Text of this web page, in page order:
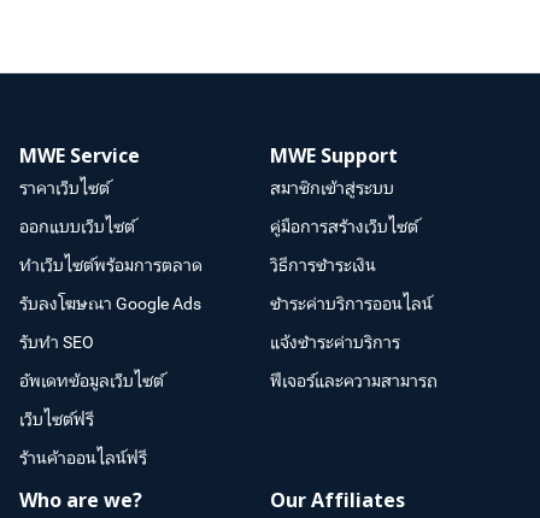
MWE Service
ราคาเว็บไซต์
ออกแบบเว็บไซต์
ทำเว็บไซต์พร้อมการตลาด
รับลงโฆษณา Google Ads
รับทำ SEO
อัพเดทข้อมูลเว็บไซต์
เว็บไซต์ฟรี
ร้านค้าออนไลน์ฟรี
MWE Support
สมาชิกเข้าสู่ระบบ
คู่มือการสร้างเว็บไซต์
วิธีการชำระเงิน
ชำระค่าบริการออนไลน์
แจ้งชำระค่าบริการ
ฟีเจอร์และความสามารถ
Who are we? Our Affiliates